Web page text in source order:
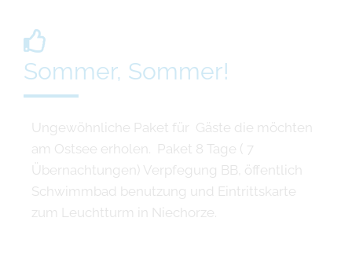
Sommer, Sommer!
Ungewöhnliche Paket für Gäste die möchten
am Ostsee erholen. Paket 8 Tage ( 7
Übernachtungen) Verpfegung BB, öffentlich
Schwimmbad benutzung und Eintrittskarte
zum Leuchtturm in Niechorze.